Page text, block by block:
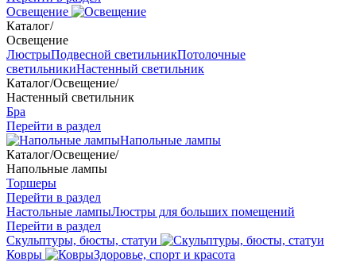
Освещение
Каталог/
Освещение
ЛюстрыПодвесной светильникПотолочные
светильникиНастенный светильник
Каталог/Освещение/
Настенный светильник
Бра
Перейти в раздел
Напольные лампы
Каталог/Освещение/
Напольные лампы
Торшеры
Перейти в раздел
Настольные лампыЛюстры для больших помещений
Перейти в раздел
Скульптуры, бюсты, статуи
Ковры
Здоровье, спорт и красота